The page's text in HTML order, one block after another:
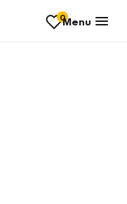
0Menu